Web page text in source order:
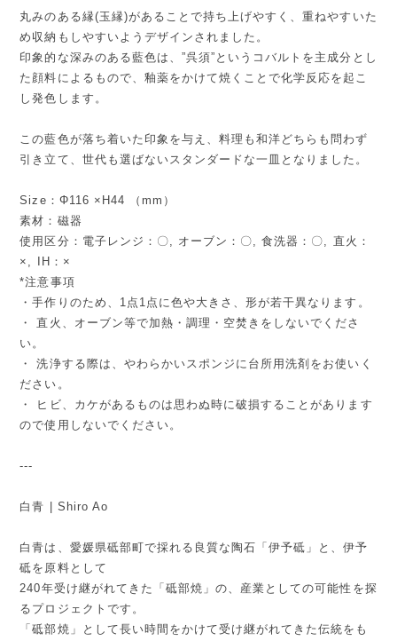
丸みのある縁(玉縁)があることで持ち上げやすく、重ねやすいた
め収納もしやすいようデザインされました。
印象的な深みのある藍色は、”呉須”というコバルトを主成分とし
た顔料によるもので、釉薬をかけて焼くことで化学反応を起こ
し発色します。
この藍色が落ち着いた印象を与え、料理も和洋どちらも問わず
引き立て、世代も選ばないスタンダードな一皿となりました。
Size：Φ116 ×H44 （mm）
素材：磁器
使用区分：電子レンジ：〇, オーブン：〇, 食洗器：〇, 直火：
×, IH：×
*注意事項
・手作りのため、1点1点に色や大きさ、形が若干異なります。
・ 直火、オーブン等で加熱・調理・空焚きをしないでくださ
い。
・ 洗浄する際は、やわらかいスポンジに台所用洗剤をお使いく
ださい。
・ ヒビ、カケがあるものは思わぬ時に破損することがあります
ので使用しないでください。
---
白青 | Shiro Ao
白青は、愛媛県砥部町で採れる良質な陶石「伊予砥」と、伊予
砥を原料として
240年受け継がれてきた「砥部焼」の、産業としての可能性を探
るプロジェクトです。
「砥部焼」として長い時間をかけて受け継がれてきた伝統をも